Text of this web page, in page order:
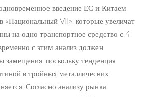
введение ЕС и Китаем
«Национальный VII», которые увеличат
на одно транспортное средство с 4
с этим анализ должен
замещения, поскольку тенденция
в тройных металлических
Согласно анализу рынка